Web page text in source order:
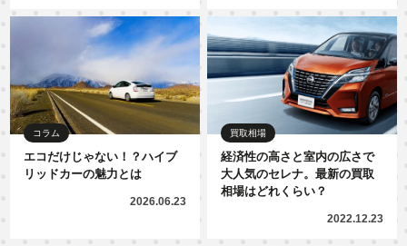
エコだけじゃない！？ハイブ
リッドカーの魅力とは
コラム
2026.06.23
経済性の高さと室内の広さで
大人気のセレナ。最新の買取
相場はどれくらい？
買取相場
2022.12.23